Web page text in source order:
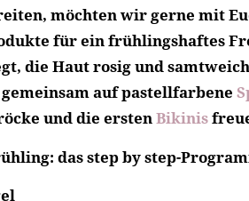
möchten wir gerne mit
für ein frühlingshaftes
die Haut rosig und
auf pastellfarbene
und die erstenBikinis
das step by step-